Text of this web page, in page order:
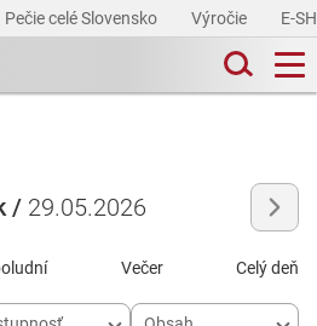
Pečie celé Slovensko Výročie E-
/ 29.05.2026
Večer Celý deň